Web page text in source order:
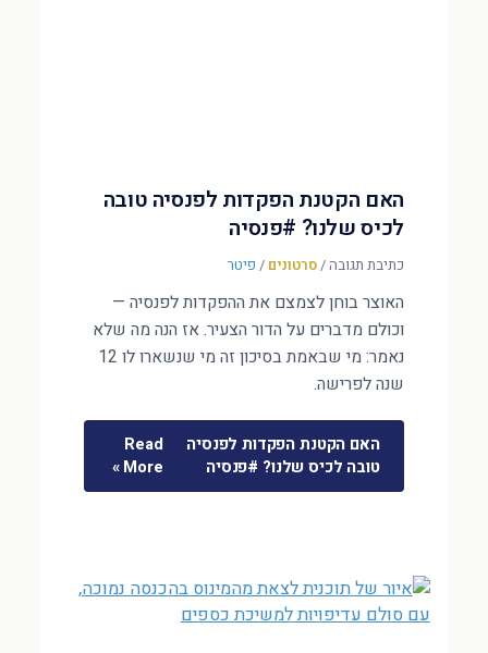
האם הקטנת הפקדות לפנסיה טובה
לכיס שלנו? #פנסיה
כתיבת תגובה/סרטונים / פיטר
האוצר בוחן לצמצם את ההפקדות לפנסיה —
וכולם מדברים על הדור הצעיר. אז הנה מה שלא
נאמר: מי שבאמת בסיכון זה מי שנשארו לו 12
שנה לפרישה.
האם הקטנת הפקדות לפנסיה
טובה לכיס שלנו? #פנסיה
Read
More »